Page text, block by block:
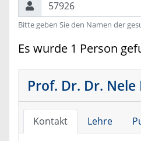
Bitte geben Sie den Namen der
Es wurde 1 Person
Prof. Dr. Dr. Nele
Kontakt Lehre